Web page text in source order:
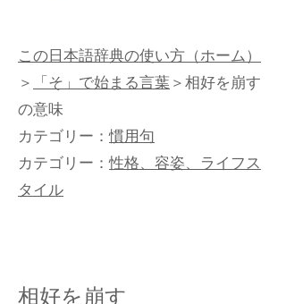
この日本語辞典の使い方（ホーム）
＞「そ」で始まる言葉＞相好を崩す
の意味
カテゴリー：慣用句
カテゴリー：性格、容姿、ライフス
タイル
相好を崩す